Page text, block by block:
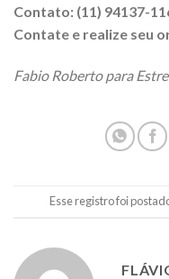
Contato: (11) 94137-
Contate e realize seu
Fabio Roberto para
Esse registro foi